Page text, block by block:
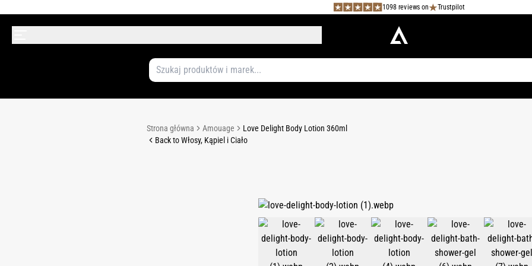
1098 reviews on Trustpilot
Strona główna Amouage
Love Delight Body Lotion 360ml
Back to Włosy, Kąpiel i Ciało